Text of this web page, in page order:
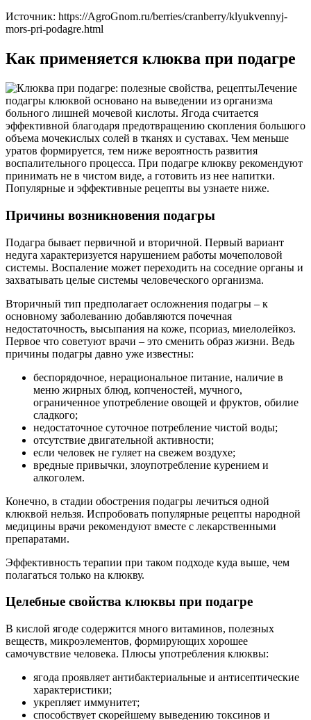
Источник: https://AgroGnom.ru/berries/cranberry/klyukvennyj-
mors-pri-podagre.html
Как применяется клюква при подагре
Лечение
подагры клюквой основано на выведении из организма
больного лишней мочевой кислоты. Ягода считается
эффективной благодаря предотвращению скопления большого
объема мочекислых солей в тканях и суставах. Чем меньше
уратов формируется, тем ниже вероятность развития
воспалительного процесса. При подагре клюкву рекомендуют
принимать не в чистом виде, а готовить из нее напитки.
Популярные и эффективные рецепты вы узнаете ниже.
Причины возникновения подагры
Подагра бывает первичной и вторичной. Первый вариант
недуга характеризуется нарушением работы мочеполовой
системы. Воспаление может переходить на соседние органы и
захватывать целые системы человеческого организма.
Вторичный тип предполагает осложнения подагры – к
основному заболеванию добавляются почечная
недостаточность, высыпания на коже, псориаз, миелолейкоз.
Первое что советуют врачи – это сменить образ жизни. Ведь
причины подагры давно уже известны:
беспорядочное, нерациональное питание, наличие в
меню жирных блюд, копченостей, мучного,
ограниченное употребление овощей и фруктов, обилие
сладкого;
недостаточное суточное потребление чистой воды;
отсутствие двигательной активности;
если человек не гуляет на свежем воздухе;
вредные привычки, злоупотребление курением и
алкоголем.
Конечно, в стадии обострения подагры лечиться одной
клюквой нельзя. Испробовать популярные рецепты народной
медицины врачи рекомендуют вместе с лекарственными
препаратами.
Эффективность терапии при таком подходе куда выше, чем
полагаться только на клюкву.
Целебные свойства клюквы при подагре
В кислой ягоде содержится много витаминов, полезных
веществ, микроэлементов, формирующих хорошее
самочувствие человека. Плюсы употребления клюквы:
ягода проявляет антибактериальные и антисептические
характеристики;
укрепляет иммунитет;
способствует скорейшему выведению токсинов и